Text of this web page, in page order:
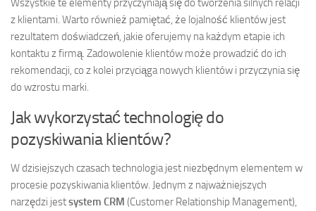
Wszystkie te elementy przyczyniają się do tworzenia silnych relacji
z klientami. Warto również pamiętać, że lojalność klientów jest
rezultatem doświadczeń, jakie oferujemy na każdym etapie ich
kontaktu z firmą. Zadowolenie klientów może prowadzić do ich
rekomendacji, co z kolei przyciąga nowych klientów i przyczynia się
do wzrostu marki.
Jak wykorzystać technologię do
pozyskiwania klientów?
W dzisiejszych czasach technologia jest niezbędnym elementem w
procesie pozyskiwania klientów. Jednym z najważniejszych
narzędzi jestsystem CRM (Customer Relationship Management),